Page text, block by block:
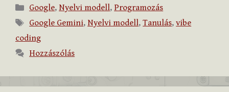
Kategória
Google, Nyelvi modell, Programozás
Címkék
Google Gemini, Nyelvi modell,Tanulás,vibe
coding
Hozzászólás